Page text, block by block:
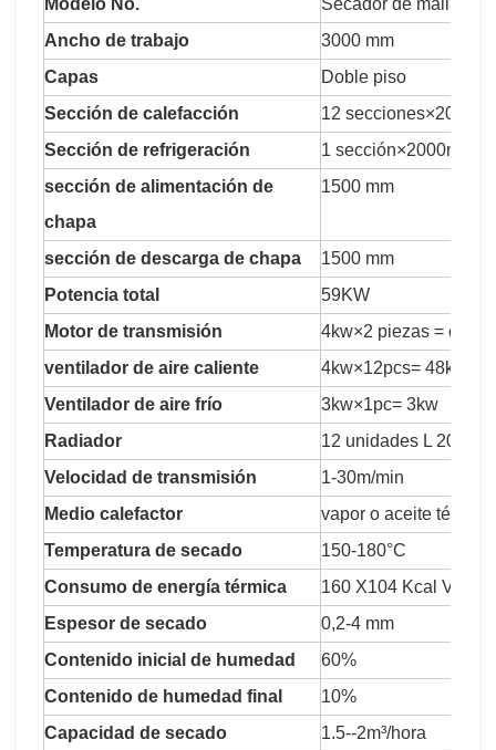
Modelo No.
Secador de malla de
Ancho de trabajo
3000 mm
Capas
Doble piso
Sección de calefacción
12
Sección de refrigeración
1
sección de alimentación de
chapa
1500 mm
sección de descarga de chapa
1500 mm
Potencia total
59KW
Motor de transmisión
4kw×2 piezas =
ventilador de aire caliente
4kw×12pcs= 48kw
Ventilador de aire frío
3kw×1pc= 3kw
Radiador
12 unidades L
Velocidad de transmisión
1-30m/min
Medio calefactor
vapor o aceite térmico
Temperatura de secado
150-180°C
Consumo de energía térmica
160 X104 Kcal Vapor
Espesor de secado
0,2-4 mm
Contenido inicial de humedad
60%
Contenido de humedad final
10%
Capacidad de secado
1.5--2m³/hora